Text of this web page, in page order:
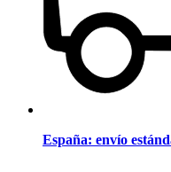
España: envío